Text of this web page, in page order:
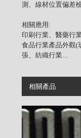
測、線材位置偏差
相關應用:
印刷行業、醫藥行
食品行業產品外觀(
張、紡織行業...
相關產品